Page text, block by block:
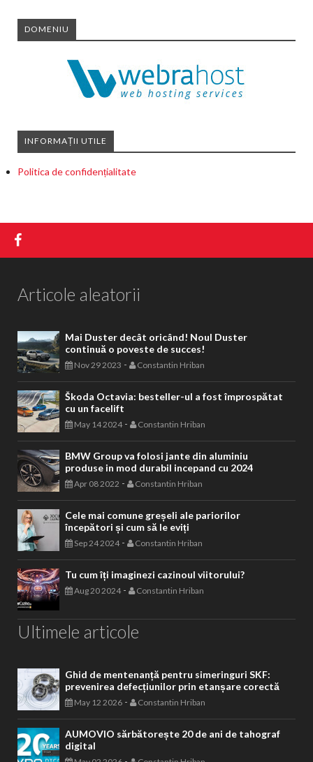
DOMENIU
INFORMAȚII UTILE
Politica de confidențialitate
Articole aleatorii
Mai Duster decât oricând! Noul Duster
continuă o poveste de succes!
Nov 29 2023 - Constantin Hriban
Škoda Octavia: besteller-ul a fost împrospătat
cu un facelift
May 14 2024- Constantin Hriban
BMW Group va folosi jante din aluminiu
produse in mod durabil incepand cu 2024
Apr 08 2022 - Constantin Hriban
Cele mai comune greșeli ale pariorilor
începători și cum să le eviți
Sep 24 2024- Constantin Hriban
Tu cum îți imaginezi cazinoul viitorului?
Aug 20 2024- Constantin Hriban
Ultimele articole
Ghid de mentenanță pentru simeringuri SKF:
prevenirea defecțiunilor prin etanșare corectă
May 12 2026 - Constantin Hriban
AUMOVIO sărbătorește 20 de ani de tahograf
digital